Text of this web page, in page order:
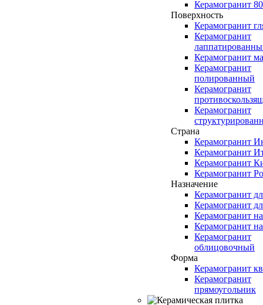
Керамогранит
Поверхность
Керамогранит
Керамогранит
Керамогранит
Керамогранит
полированный
Керамогранит
Керамогранит
Страна
Керамогранит
Керамогранит
Керамогранит
Керамогранит
Назначение
Керамогранит
Керамогранит
Керамогранит
Керамогранит
Керамогранит
облицовочный
Форма
Керамогранит
Керамогранит
прямоугольник